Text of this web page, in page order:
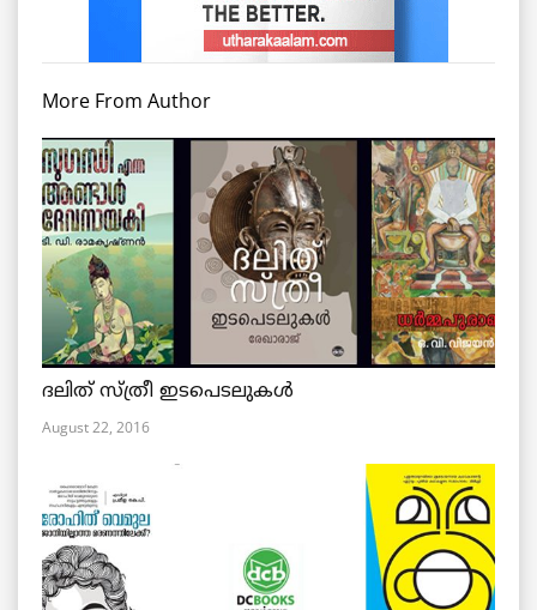
More From Author
ദലിത് സ്ത്രീ ഇടപെടലുകള്‍
August 22, 2016